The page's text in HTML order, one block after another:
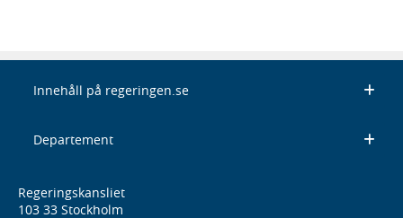
Innehåll på regeringen.se
Departement
Regeringskansliet
103 33 Stockholm